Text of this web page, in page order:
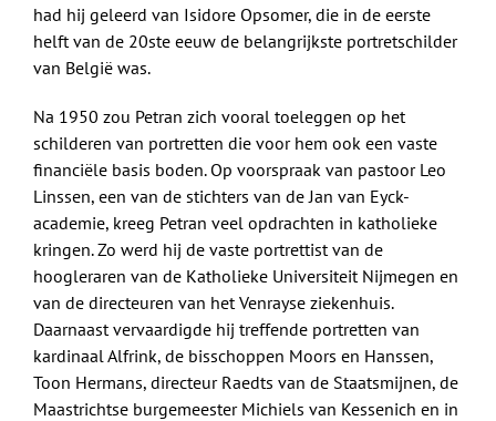
had hij geleerd van Isidore Opsomer, die in de eerste
helft van de 20ste eeuw de belangrijkste portretschilder
van België was.
Na 1950 zou Petran zich vooral toeleggen op het
schilderen van portretten die voor hem ook een vaste
financiële basis boden. Op voorspraak van pastoor Leo
Linssen, een van de stichters van de Jan van Eyck-
academie, kreeg Petran veel opdrachten in katholieke
kringen. Zo werd hij de vaste portrettist van de
hoogleraren van de Katholieke Universiteit Nijmegen en
van de directeuren van het Venrayse ziekenhuis.
Daarnaast vervaardigde hij treffende portretten van
kardinaal Alfrink, de bisschoppen Moors en Hanssen,
Toon Hermans, directeur Raedts van de Staatsmijnen, de
Maastrichtse burgemeester Michiels van Kessenich en in